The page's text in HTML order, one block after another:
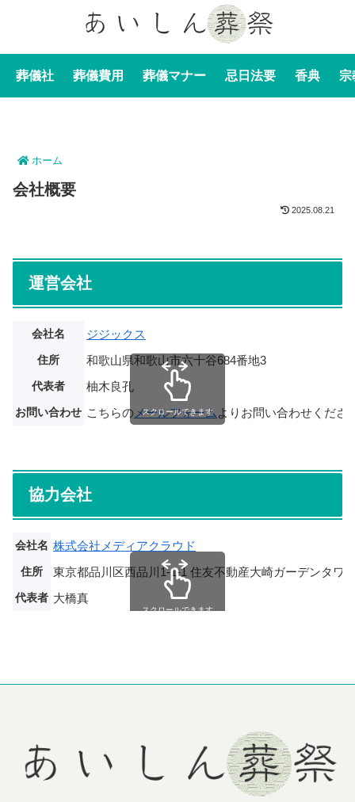
葬儀社 葬儀費用 葬儀マナー 忌日法要 香典 宗
ホーム
会社概要
2025.08.21
運営会社
会社名 ジジックス
住所 和歌山県和歌山市六十谷684番地3
代表者 柚木良孔
お問い合わせ こちらの メールフォーム よりお問い合わせくださ
スクロールできます
協力会社
会社名 株式会社メディアクラウド
住所 東京都品川区西品川1-1-1 住友不動産大崎ガーデンタワ
代表者 大橋真
スクロールできます